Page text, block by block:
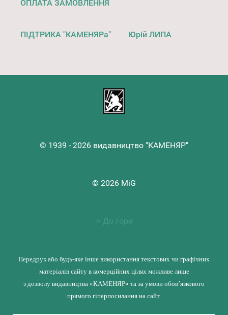
ОПЛАТА ЗАМОВЛЕННЯ
ПІДТРИКА "КАМЕНЯРа" Юрій ЛИПА
© 1939 - 2026 видавництво "КАМЕНЯР"
© 2026 MiG
До гори
Передрук або будь-яке інше використання текстових чи графічних
матеріалів сайту в комерційних цілях можливе лише
з дозволу видавництва «КАМЕНЯР» та за умови обов’язкового
прямого гіперпосилання на сайт.